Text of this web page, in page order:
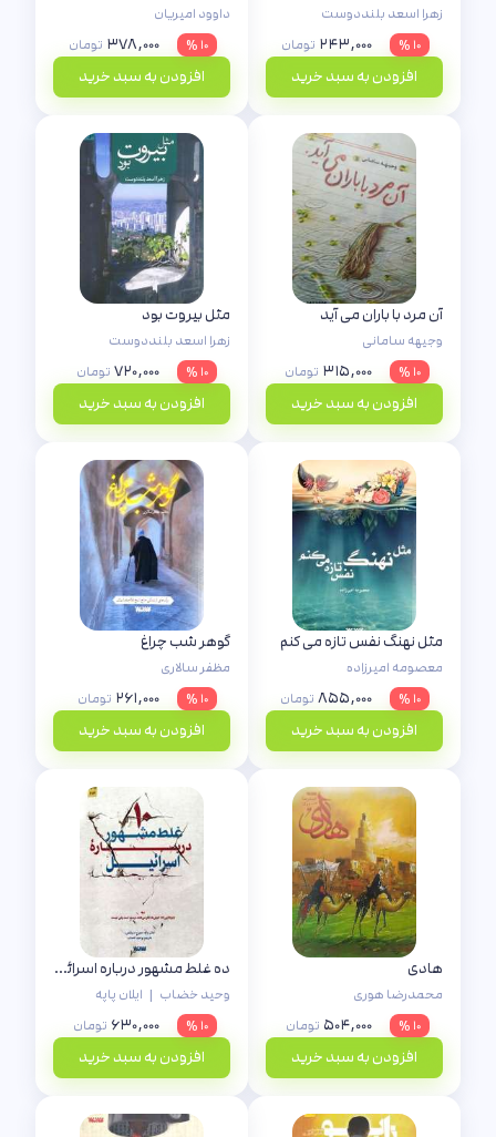
زهرا اسعد بلنددوست
۱۰ %
۲۴۳,۰۰۰ تومان
افزودن به سبد خرید
داوود امیریان
۱۰ %
۳۷۸,۰۰۰ تومان
افزودن به سبد خرید
آن مرد با باران می آید
وجیهه سامانی
۱۰ %
۳۱۵,۰۰۰ تومان
افزودن به سبد خرید
مثل بیروت بود
زهرا اسعد بلنددوست
۱۰ %
۷۲۰,۰۰۰ تومان
افزودن به سبد خرید
مثل نهنگ نفس تازه می کنم
معصومه امیرزاده
۱۰ %
۸۵۵,۰۰۰ تومان
افزودن به سبد خرید
گوهر شب چراغ
مظفر سالاری
۱۰ %
۲۶۱,۰۰۰ تومان
افزودن به سبد خرید
هادی
محمدرضا هوری
۱۰ %
۵۰۴,۰۰۰ تومان
افزودن به سبد خرید
ده غلط مشهور درباره اسرائیل
وحید خضاب | ایلان پاپه
۱۰ %
۶۳۰,۰۰۰ تومان
افزودن به سبد خرید